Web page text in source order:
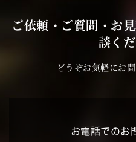
ご依頼・ご質問・お
談く
どうぞお気軽にお
お電話でのお